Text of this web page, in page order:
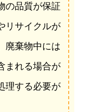
の品質が保証
リサイクルが
廃棄物中には
まれる場合が
理する必要が